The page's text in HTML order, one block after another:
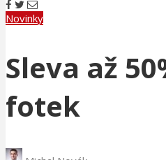
Novinky
Sleva až
fotek